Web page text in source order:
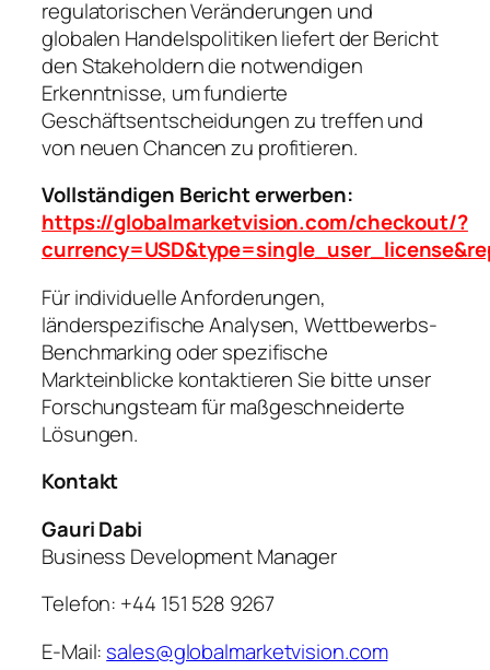
regulatorischen Veränderungen und
globalen Handelspolitiken liefert der Bericht
den Stakeholdern die notwendigen
Erkenntnisse, um fundierte
Geschäftsentscheidungen zu treffen und
von neuen Chancen zu profitieren.
Vollständigen Bericht erwerben:
https://globalmarketvision.com/checkout/?
Für individuelle Anforderungen,
länderspezifische Analysen, Wettbewerbs-
Benchmarking oder spezifische
Markteinblicke kontaktieren Sie bitte unser
Forschungsteam für maßgeschneiderte
Lösungen.
Kontakt
Gauri Dabi
Business Development Manager
Telefon: +44 151 528 9267
E-Mail: sales@globalmarketvision.com